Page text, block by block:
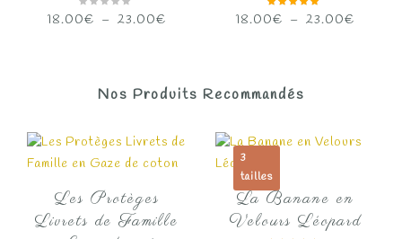
18.00€ – 23.00€
18.00€
18.00€ – 23.00€
Nos Produits Recommandés
Les Protèges
Livrets de Famille
3
tailles
La Banane en
Velours Léopard